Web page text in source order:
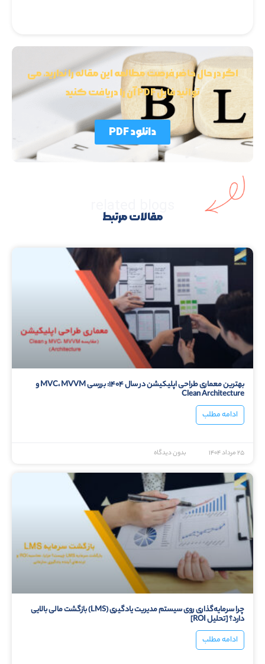
اگر در حال حاضر فرصت مطالعه این مقاله را ندارید، می
توانید فایل PDF آن را دریافت کنید
دانلود PDF
مقالات مرتبط
بهترین معماری طراحی اپلیکیشن در سال ۱۴۰۴: بررسی MVC، MVVM و
Clean Architecture
ادامه مطلب
۲۵ مرداد ۱۴۰۴ بدون دیدگاه
چرا سرمایه‌گذاری روی سیستم مدیریت یادگیری (LMS) بازگشت مالی بالایی
دارد؟ [تحلیل ROI]
ادامه مطلب